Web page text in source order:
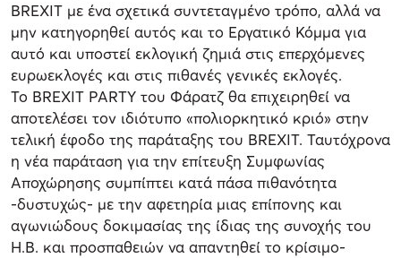
BREXIT με ένα σχετικά συντεταγμένο τρόπο, αλλά να
μην κατηγορηθεί αυτός και το Εργατικό Κόμμα για
αυτό και υποστεί εκλογική ζημιά στις επερχόμενες
ευρωεκλογές και στις πιθανές γενικές εκλογές.
Το BREXIT PARTY του Φάρατζ θα επιχειρηθεί να
αποτελέσει τον ιδιότυπο «πολιορκητικό κριό» στην
τελική έφοδο της παράταξης του BREXIT. Ταυτόχρονα
η νέα παράταση για την επίτευξη Συμφωνίας
Αποχώρησης συμπίπτει κατά πάσα πιθανότητα
-δυστυχώς- με την αφετηρία μιας επίπονης και
αγωνιώδους δοκιμασίας της ίδιας της συνοχής του
Η.Β. και προσπαθειών να απαντηθεί το κρίσιμο-